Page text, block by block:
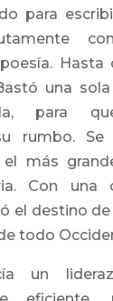
para
Hasta
una
para
rumbo.
el más
Con una
el destino
todo
un